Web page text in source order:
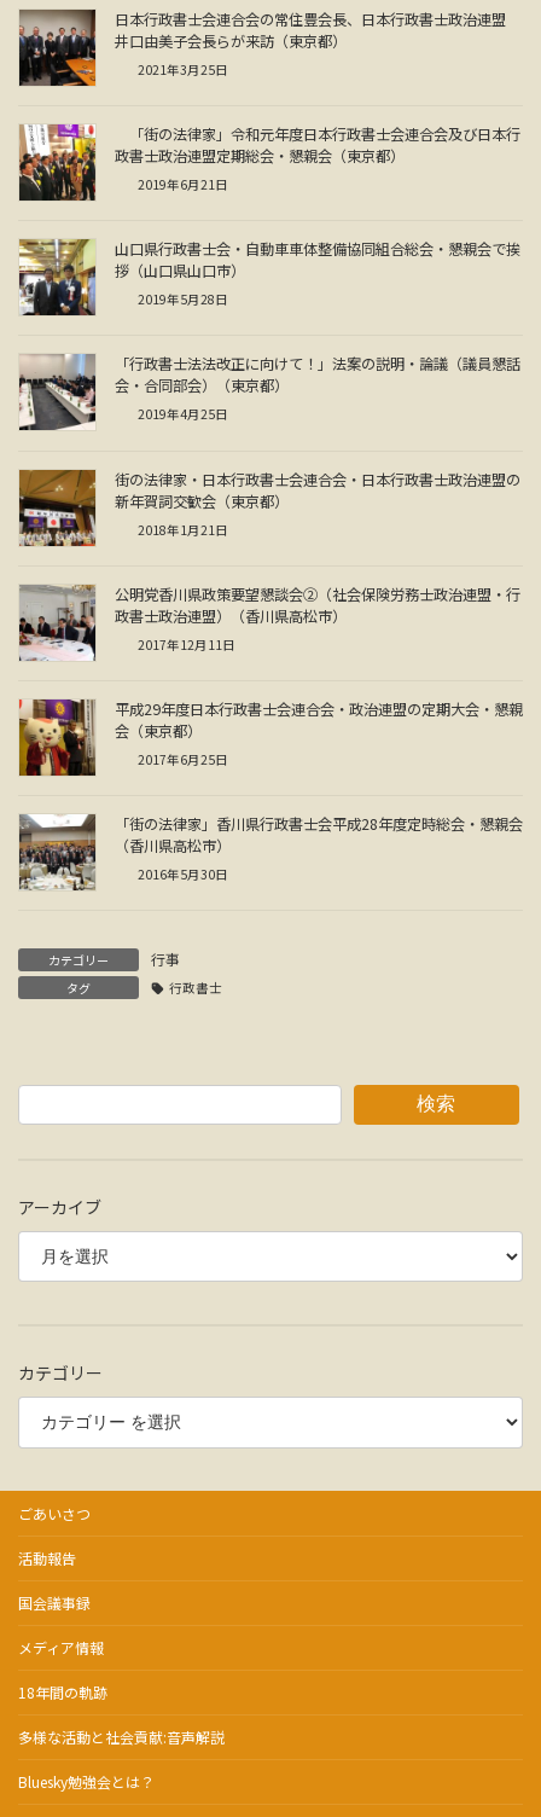
日本行政書士会連合会の常住豊会長、日本行政書士政治連盟
井口由美子会長らが来訪（東京都）
2021年3月25日
「街の法律家」令和元年度日本行政書士会連合会及び日本行
政書士政治連盟定期総会・懇親会（東京都）
2019年6月21日
山口県行政書士会・自動車車体整備協同組合総会・懇親会で挨
拶（山口県山口市）
2019年5月28日
「行政書士法法改正に向けて！」法案の説明・論議（議員懇話
会・合同部会）（東京都）
2019年4月25日
街の法律家・日本行政書士会連合会・日本行政書士政治連盟の
新年賀詞交歓会（東京都）
2018年1月21日
公明党香川県政策要望懇談会②（社会保険労務士政治連盟・行
政書士政治連盟）（香川県高松市）
2017年12月11日
平成29年度日本行政書士会連合会・政治連盟の定期大会・懇親
会（東京都）
2017年6月25日
「街の法律家」香川県行政書士会平成28年度定時総会・懇親会
（香川県高松市）
2016年5月30日
カテゴリー 行事
タグ 行政書士
検索
アーカイブ
カテゴリー
ごあいさつ
活動報告
国会議事録
メディア情報
18年間の軌跡
多様な活動と社会貢献:音声解説
Bluesky勉強会とは？